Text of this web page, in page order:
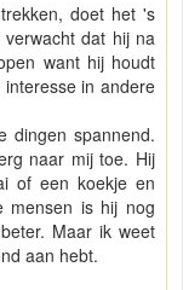
doet het 's
dat hij na
want hij houdt
in andere
dingen spannend.
naar mij toe. Hij
of een koekje en
mensen is hij nog
Maar ik weet
aan hebt.